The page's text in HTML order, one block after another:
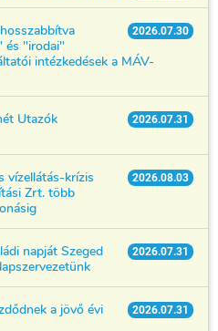
2026.07.30
és "irodai"
intézkedések a MÁV-
2026.07.31
Utazók
2026.08.03
vízellátás-krízis
Zrt. több
2026.07.31
napját Szeged
2026.07.31
a jövő évi